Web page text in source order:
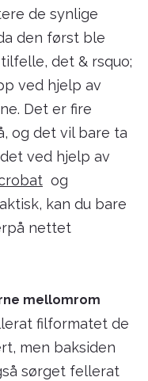
de synlige
den først ble
det & rsquo;
ved hjelp av
Det er fire
og det vil bare ta
ved hjelp av
og
kan du bare
nettet
mellomrom
filformatet de
men baksiden
sørget fellerat